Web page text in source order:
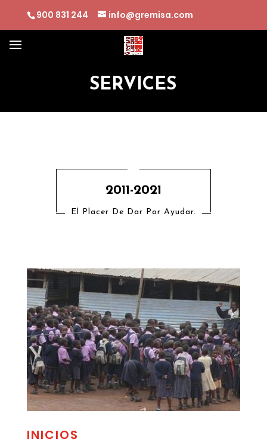
900 831 244 info@gremisa.com
SERVICES
2011-2021
El Placer De Dar Por Ayudar.
INICIOS